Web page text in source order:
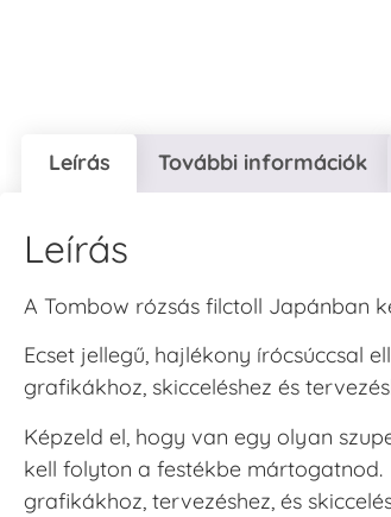
Leírás További információk
Leírás
A Tombow rózsás filctoll Japánban
Ecset jellegű, hajlékony írócsúccsal
grafikákhoz, skicceléshez és
Képzeld el, hogy van egy olyan
kell folyton a festékbe
grafikákhoz, tervezéshez, és